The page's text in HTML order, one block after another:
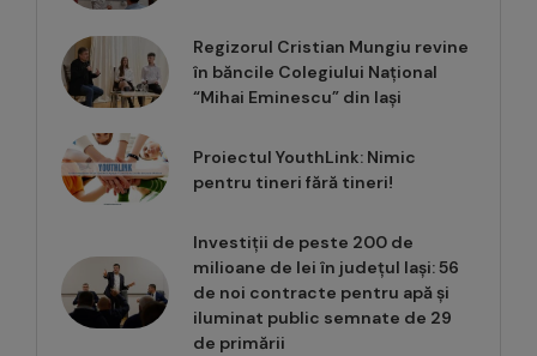
Regizorul Cristian Mungiu revine
în băncile Colegiului Național
“Mihai Eminescu” din Iași
Proiectul YouthLink: Nimic
pentru tineri fără tineri!
Investiții de peste 200 de
milioane de lei în județul Iași: 56
de noi contracte pentru apă și
iluminat public semnate de 29
de primării